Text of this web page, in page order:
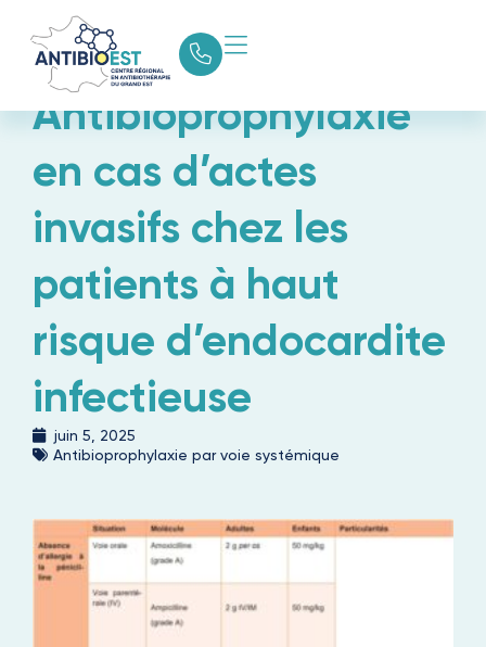
Antibioprophylaxie
en cas d’actes
invasifs chez les
patients à haut
risque d’endocardite
infectieuse
juin 5, 2025
Antibioprophylaxie par voie systémique